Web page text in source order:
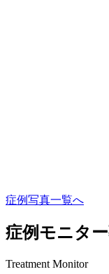
症例写真一覧へ
症例モニタ
Treatment Monitor